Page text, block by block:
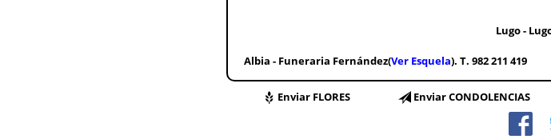
Lugo -
Albia - Funeraria Fernández(Ver Esquela). T. 982 211 419
Enviar FLORES Enviar CONDOLENCIAS